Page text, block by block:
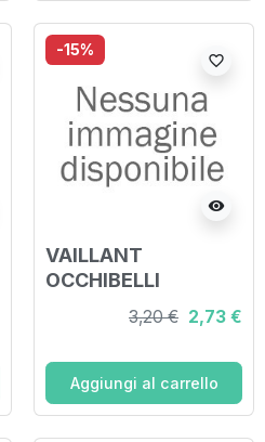
-15%
visibility
favorite_border
VAILLANT
OCCHIBELLI
MASCHERA 4 G
3,20 € 2,73 €
Aggiungi al carrello